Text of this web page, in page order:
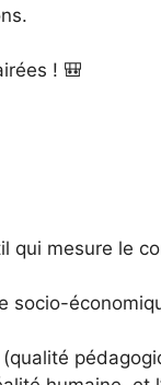
! 🎒
qui mesure le
(qualité